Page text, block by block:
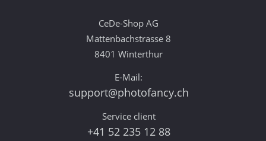
CeDe-Shop AG
Mattenbachstrasse 8
8401 Winterthur
E-Mail:
support@photofancy.ch
Service client
+41 52 235 12 88